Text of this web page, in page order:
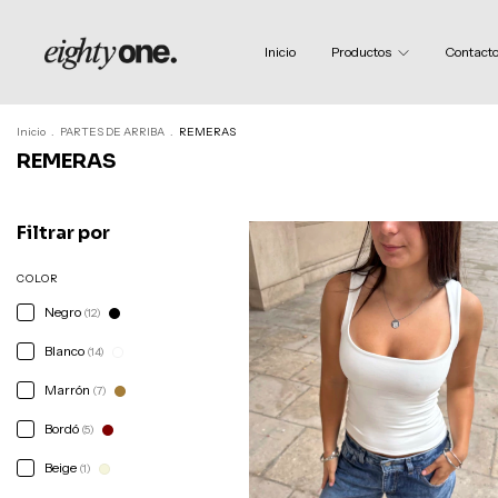
Inicio Productos
Inicio . PARTES DE ARRIBA . REMERAS
REMERAS
Filtrar por
COLOR
Negro (12)
Blanco (14)
Marrón (7)
Bordó (5)
Beige (1)